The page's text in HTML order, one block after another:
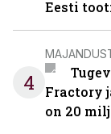
Eesti
4
Fractory
on 20